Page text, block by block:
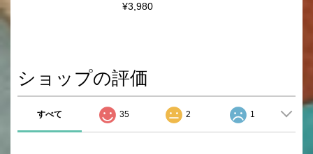
¥3,980
ショップの評価
すべて 35 2 1